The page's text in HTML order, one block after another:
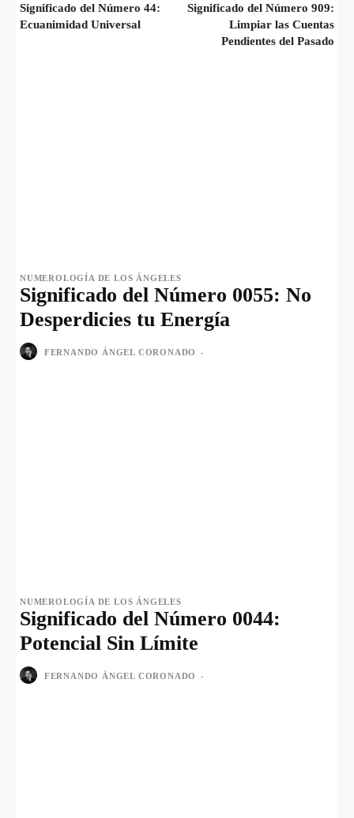
Significado del Número 44:
Ecuanimidad Universal
Significado del Número 909:
Limpiar las Cuentas
Pendientes del Pasado
NUMEROLOGÍA DE LOS ÁNGELES
Significado del Número 0055: No
Desperdicies tu Energía
FERNANDO ÁNGEL CORONADO -
NUMEROLOGÍA DE LOS ÁNGELES
Significado del Número 0044:
Potencial Sin Límite
FERNANDO ÁNGEL CORONADO -